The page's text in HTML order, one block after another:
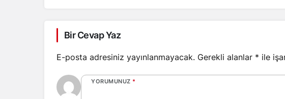
Bir Cevap Yaz
E-posta adresiniz yayınlanmayacak. Gerekli alanlar * ile
YORUMUNUZ *